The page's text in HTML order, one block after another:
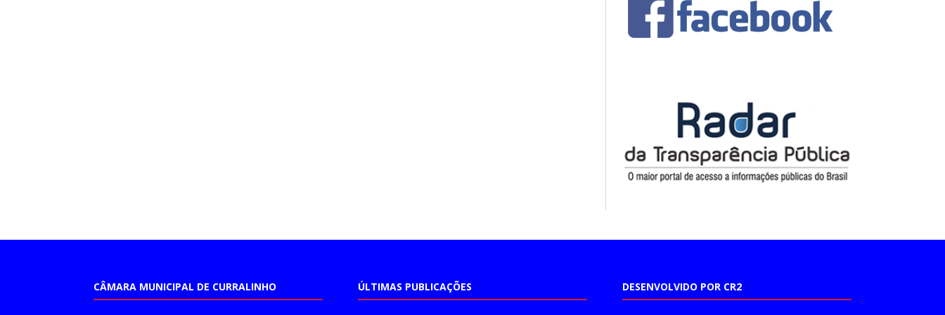
CÂMARA MUNICIPAL DE CURRALINHO ÚLTIMAS PUBLICAÇÕES DESENVOLVIDO POR CR2